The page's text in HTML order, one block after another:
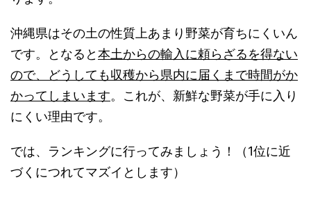
沖縄県はその土の性質上あまり野菜が育ちにくいん
です。となると本土からの輸入に頼らざるを得ない
ので、どうしても収穫から県内に届くまで時間がか
かってしまいます。これが、新鮮な野菜が手に入り
にくい理由です。
では、ランキングに行ってみましょう！（1位に近
づくにつれてマズイとします）